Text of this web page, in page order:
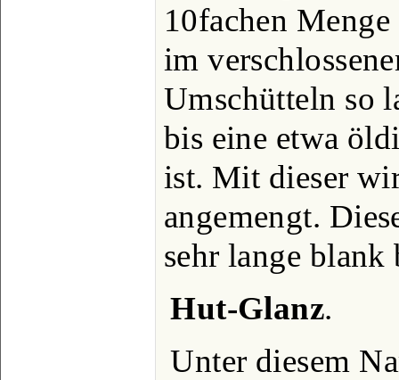
10fachen
im
Umschütteln so
bis eine etwa
ist. Mit dieser
angemengt.
sehr lange blank
Hut-Glanz.
Unter diesem